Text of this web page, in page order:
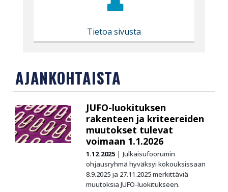
Tietoa sivusta
AJANKOHTAISTA
JUFO-luokituksen
rakenteen ja kriteereiden
muutokset tulevat
voimaan 1.1.2026
1.12.2025
Julkaisufoorumin
ohjausryhmä hyväksyi kokouksissaan
8.9.2025 ja 27.11.2025 merkittäviä
muutoksia JUFO-luokitukseen.